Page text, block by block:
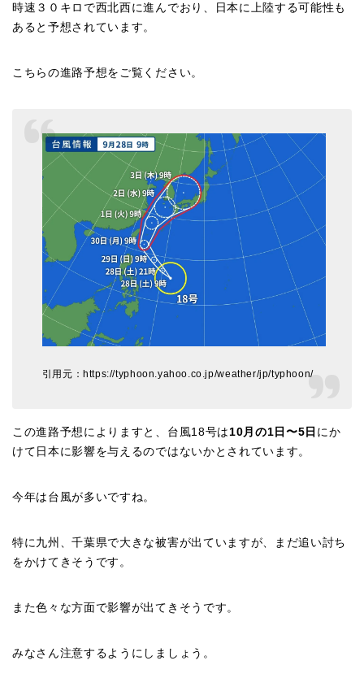
時速３０キロで西北西に進んでおり、日本に上陸する可能性も
あると予想されています。
こちらの進路予想をご覧ください。
引用元：https://typhoon.yahoo.co.jp/weather/jp/typhoon/
この進路予想によりますと、台風18号は 10月の1日〜5日 にか
けて日本に影響を与えるのではないかとされています。
今年は台風が多いですね。
特に九州、千葉県で大きな被害が出ていますが、まだ追い討ち
をかけてきそうです。
また色々な方面で影響が出てきそうです。
みなさん注意するようにしましょう。